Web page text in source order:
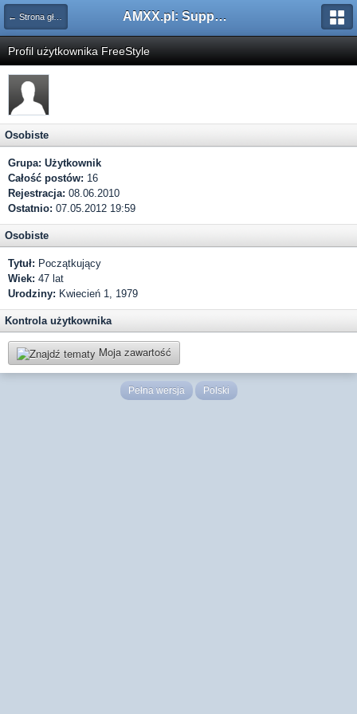
← Strona główna AMXX.pl: Support AMX Mod X i SourceMod
Profil użytkownika FreeStyle
Osobiste
Grupa: Użytkownik
Całość postów: 16
Rejestracja: 08.06.2010
Ostatnio: 07.05.2012 19:59
Osobiste
Tytuł: Początkujący
Wiek: 47 lat
Urodziny: Kwiecień 1, 1979
Kontrola użytkownika
Moja zawartość
Pełna wersja Polski